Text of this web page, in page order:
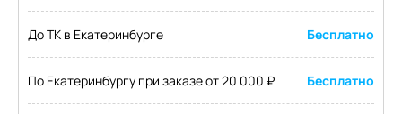
До ТК в Екатеринбурге Бесплатно
По Екатеринбургу при заказе от 20 000 ₽ Бесплатно